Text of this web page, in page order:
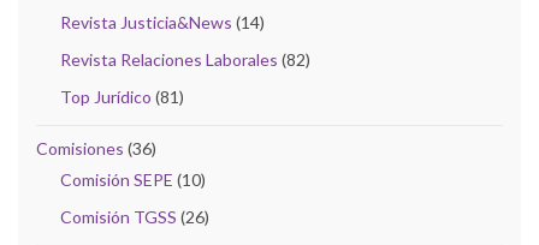
Revista Justicia&News (14)
Revista Relaciones Laborales (82)
Top Jurídico (81)
Comisiones (36)
Comisión SEPE (10)
Comisión TGSS (26)